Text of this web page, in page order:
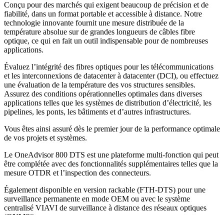
Conçu pour des marchés qui exigent beaucoup de précision et de
fiabilité, dans un format portable et accessible à distance. Notre
technologie innovante fournit une mesure distribuée de la
température absolue sur de grandes longueurs de câbles fibre
optique, ce qui en fait un outil indispensable pour de nombreuses
applications.
Évaluez l’intégrité des fibres optiques pour les télécommunications
et les interconnexions de datacenter à datacenter (DCI), ou effectuez
une évaluation de la température des vos structures sensibles.
Assurez des conditions opérationnelles optimales dans diverses
applications telles que les systèmes de distribution d’électricité, les
pipelines, les ponts, les bâtiments et d’autres infrastructures.
Vous êtes ainsi assuré dès le premier jour de la performance optimale
de vos projets et systèmes.
Le OneAdvisor 800 DTS est une plateforme multi-fonction qui peut
être complétée avec des fonctionnalités supplémentaires telles que la
mesure OTDR et l’inspection des connecteurs.
Également disponible en version rackable (FTH-DTS) pour une
surveillance permanente en mode OEM ou avec le système
centralisé VIAVI de surveillance à distance des réseaux optiques